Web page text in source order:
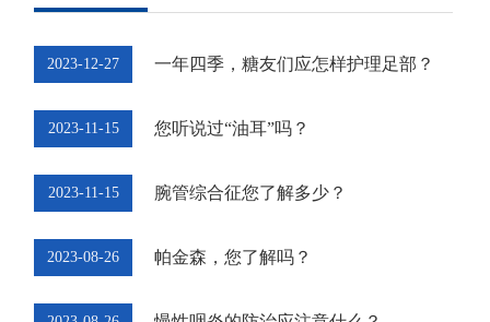
2023-12-27 一年四季，糖友们应怎样护理足部？
2023-11-15 您听说过“油耳”吗？
2023-11-15 腕管综合征您了解多少？
2023-08-26 帕金森，您了解吗？